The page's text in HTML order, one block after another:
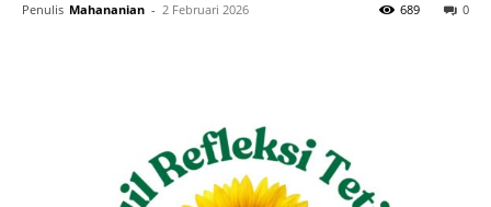
Penulis Mahananian - 2 Februari 2026 0
689